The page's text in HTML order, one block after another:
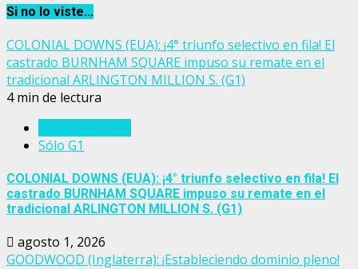
Si no lo viste...
COLONIAL DOWNS (EUA): ¡4° triunfo selectivo en fila! El
castrado BURNHAM SQUARE impuso su remate en el
tradicional ARLINGTON MILLION S. (G1)
4 min de lectura
Sólo G1
COLONIAL DOWNS (EUA): ¡4° triunfo selectivo en fila! El
castrado BURNHAM SQUARE impuso su remate en el
tradicional ARLINGTON MILLION S. (G1)
agosto 1, 2026
GOODWOOD (Inglaterra): ¡Estableciendo dominio pleno!